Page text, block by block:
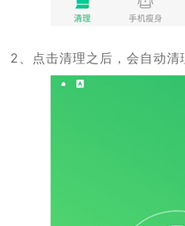
2、点击清理之后，会自动清